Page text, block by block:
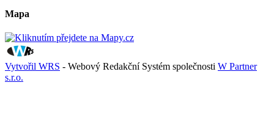
Mapa
Vytvořil WRS - Webový Redakční Systém společnosti W Partner
s.r.o.